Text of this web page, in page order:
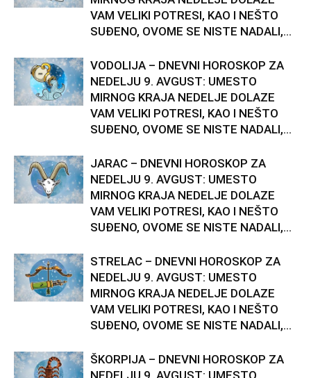
VAM VELIKI POTRESI, KAO I NEŠTO
SUĐENO, OVOME SE NISTE NADALI,...
VODOLIJA – DNEVNI HOROSKOP ZA
NEDELJU 9. AVGUST: UMESTO
MIRNOG KRAJA NEDELJE DOLAZE
VAM VELIKI POTRESI, KAO I NEŠTO
SUĐENO, OVOME SE NISTE NADALI,...
JARAC – DNEVNI HOROSKOP ZA
NEDELJU 9. AVGUST: UMESTO
MIRNOG KRAJA NEDELJE DOLAZE
VAM VELIKI POTRESI, KAO I NEŠTO
SUĐENO, OVOME SE NISTE NADALI,...
STRELAC – DNEVNI HOROSKOP ZA
NEDELJU 9. AVGUST: UMESTO
MIRNOG KRAJA NEDELJE DOLAZE
VAM VELIKI POTRESI, KAO I NEŠTO
SUĐENO, OVOME SE NISTE NADALI,...
ŠKORPIJA – DNEVNI HOROSKOP ZA
NEDELJU 9. AVGUST: UMESTO